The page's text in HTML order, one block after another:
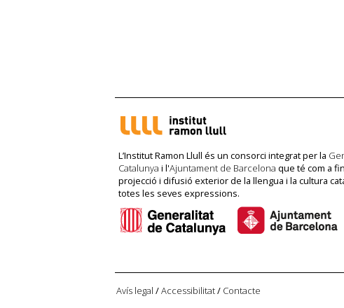
L’Institut Ramon Llull és un consorci integrat per la
Catalunya i l'Ajuntament de Barcelona que té com a
projecció i difusió exterior de la llengua i la cultura
totes les seves expressions.
Avís legal /Accessibilitat/ Contacte